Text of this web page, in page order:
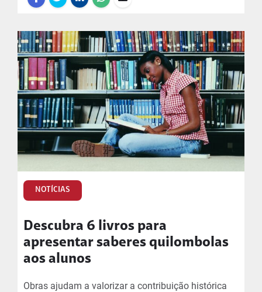
NOTÍCIAS
Descubra 6 livros para
apresentar saberes quilombolas
aos alunos
Obras ajudam a valorizar a contribuição histórica